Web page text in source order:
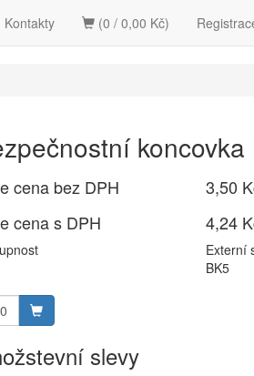
Kontakty (0 / 0,00 Kč)
koncovka
cena bez DPH
3,50
cena s DPH
4,24
Externí
BK5
slevy